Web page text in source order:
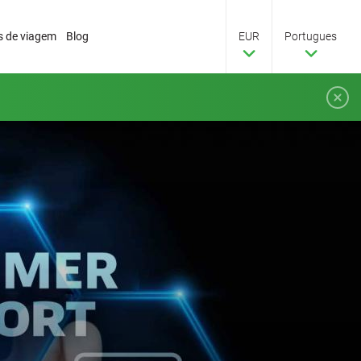
de viagem Blog EUR Portugues